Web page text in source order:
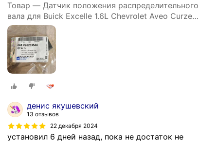
Товар — Датчик положения распределительного
вала для Buick Excelle 1.6L Chevrolet Aveo Curze
Lacetti Rezzo Tacuma Pontiac Wave Daewoo
96253544
денис якушевский
13 отзывов
22 декабря 2024
установил 6 дней назад, пока не достаток не